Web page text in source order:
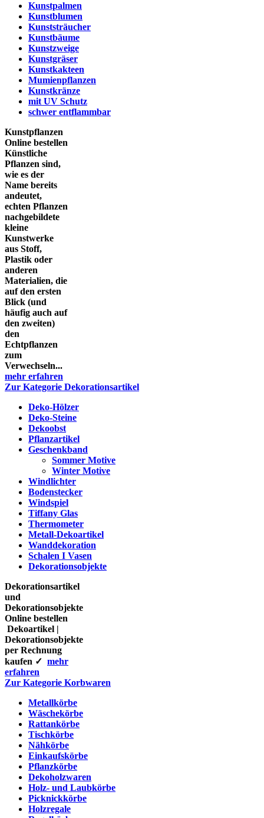
Kunstpalmen
Kunstblumen
Kunststräucher
Kunstbäume
Kunstzweige
Kunstgräser
Kunstkakteen
Mumienpflanzen
Kunstkränze
mit UV Schutz
schwer entflammbar
Kunstpflanzen
Online bestellen
Künstliche
Pflanzen sind,
wie es der
Name bereits
andeutet,
echten Pflanzen
nachgebildete
kleine
Kunstwerke
aus Stoff,
Plastik oder
anderen
Materialien, die
auf den ersten
Blick (und
häufig auch auf
den zweiten)
den
Echtpflanzen
zum
Verwechseln...
mehr erfahren
Zur Kategorie Dekorationsartikel
Deko-Hölzer
Deko-Steine
Dekoobst
Pflanzartikel
Geschenkband
Sommer Motive
Winter Motive
Windlichter
Bodenstecker
Windspiel
Tiffany Glas
Thermometer
Metall-Dekoartikel
Wanddekoration
Schalen I Vasen
Dekorationsobjekte
Dekorationsartikel
und
Dekorationsobjekte
Online bestellen
Dekoartikel |
Dekorationsobjekte
per Rechnung
kaufen ✓ mehr
erfahren
Zur Kategorie Korbwaren
Metallkörbe
Wäschekörbe
Rattankörbe
Tischkörbe
Nähkörbe
Einkaufskörbe
Pflanzkörbe
Dekoholzwaren
Holz- und Laubkörbe
Picknickkörbe
Holzregale